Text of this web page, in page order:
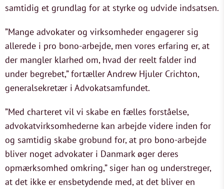
samtidig et grundlag for at styrke og udvide indsatsen.
”Mange advokater og virksomheder engagerer sig
allerede i pro bono-arbejde, men vores erfaring er, at
der mangler klarhed om, hvad der reelt falder ind
under begrebet,” fortæller Andrew Hjuler Crichton,
generalsekretær i Advokatsamfundet.
”Med charteret vil vi skabe en fælles forståelse,
advokatvirksomhederne kan arbejde videre inden for
og samtidig skabe grobund for, at pro bono-arbejde
bliver noget advokater i Danmark øger deres
opmærksomhed omkring,” siger han og understreger,
at det ikke er ensbetydende med, at det bliver en